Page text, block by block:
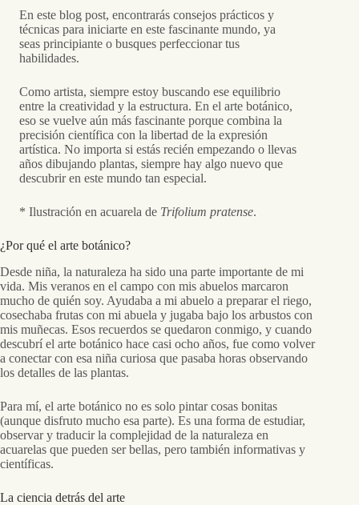
En este blog post, encontrarás consejos prácticos y
técnicas para iniciarte en este fascinante mundo, ya
seas principiante o busques perfeccionar tus
habilidades.
Como artista, siempre estoy buscando ese equilibrio
entre la creatividad y la estructura. En el arte botánico,
eso se vuelve aún más fascinante porque combina la
precisión científica con la libertad de la expresión
artística. No importa si estás recién empezando o llevas
años dibujando plantas, siempre hay algo nuevo que
descubrir en este mundo tan especial.
* Ilustración en acuarela de Trifolium pratense.
¿Por qué el arte botánico?
Desde niña, la naturaleza ha sido una parte importante de mi
vida. Mis veranos en el campo con mis abuelos marcaron
mucho de quién soy. Ayudaba a mi abuelo a preparar el riego,
cosechaba frutas con mi abuela y jugaba bajo los arbustos con
mis muñecas. Esos recuerdos se quedaron conmigo, y cuando
descubrí el arte botánico hace casi ocho años, fue como volver
a conectar con esa niña curiosa que pasaba horas observando
los detalles de las plantas.
Para mí, el arte botánico no es solo pintar cosas bonitas
(aunque disfruto mucho esa parte). Es una forma de estudiar,
observar y traducir la complejidad de la naturaleza en
acuarelas que pueden ser bellas, pero también informativas y
científicas.
La ciencia detrás del arte